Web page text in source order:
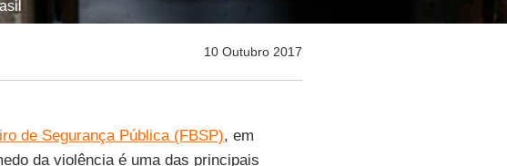
10 Outubro 2017
de Segurança Pública (FBSP), em
da violência é uma das principais